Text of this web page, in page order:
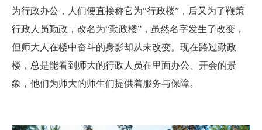
为行政办公，人们便直接称它为“行政楼”，后又为了鞭策
行政人员勤政， 改名为“勤政楼”，虽然名字发生了改变，
但师大人在楼中奋斗的身影却从未改变。现在路过勤政
楼，总是能看到师大的行政人员在里面办公、开会的景
象，他们为师大的师生们提供着服务与保障。